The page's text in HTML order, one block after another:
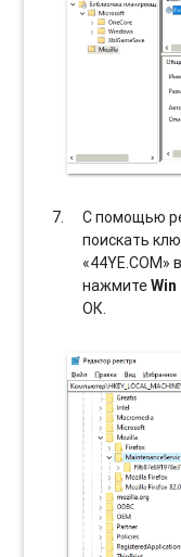
С помощью
поискать
нажмитеWin
ОК.